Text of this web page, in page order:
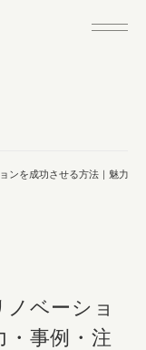
ンを成功させる方法｜魅力・
ベーショ
・事例・注